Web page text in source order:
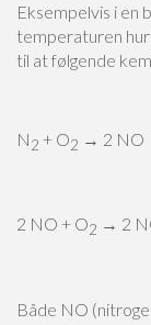
Eksempelvis i en
temperaturen
til at følgende
N2 + O2 → 2 NO
2 NO + O2 → 2
Både NO